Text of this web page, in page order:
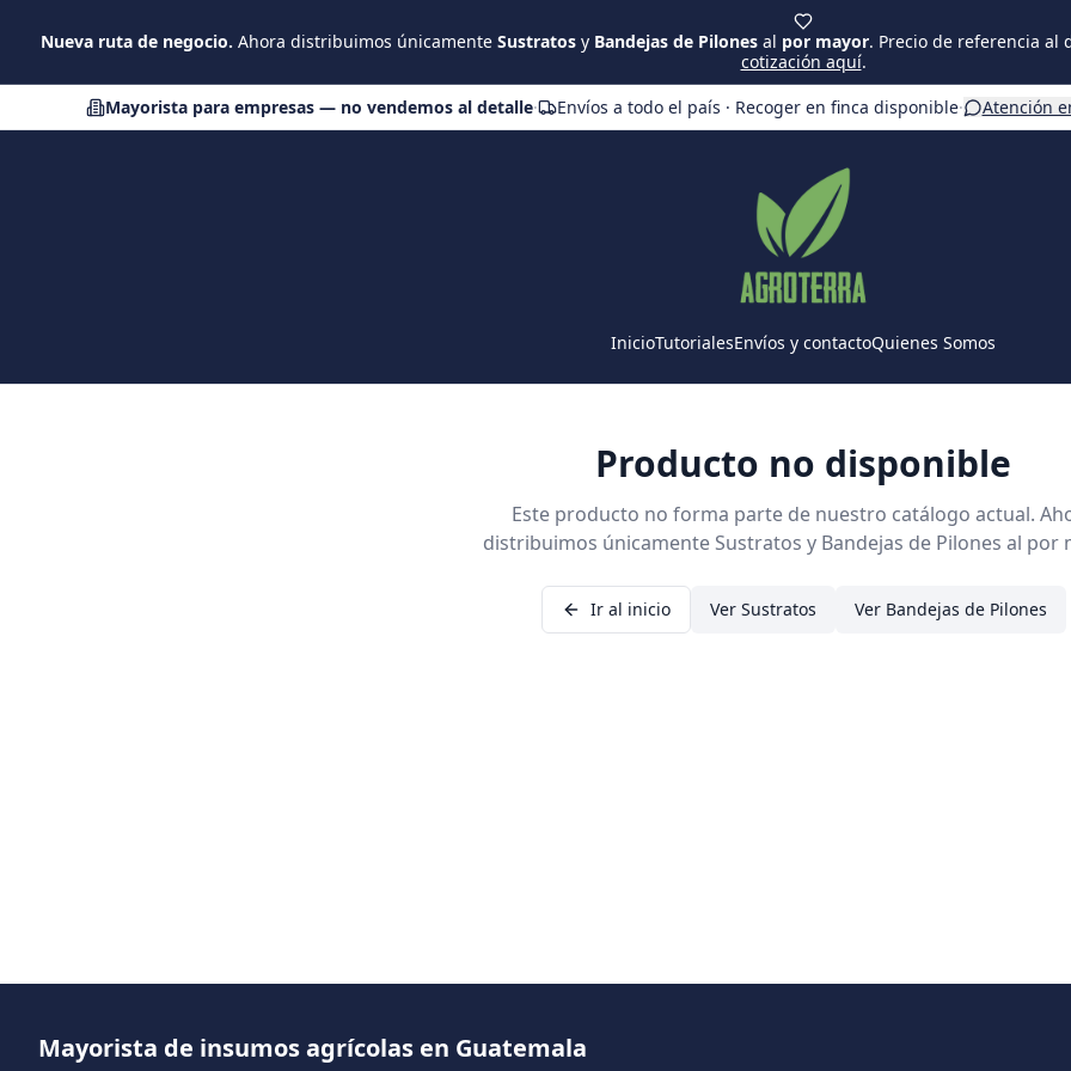
Nueva ruta de negocio. Ahora distribuimos únicamente Sustratos y Bandejas de Pilones al por mayor. Precio de referencia al
cotización aquí.
Mayorista para empresas — no vendemos al detalle· Envíos a todo el país · Recoger en finca disponible· Atención
InicioTutorialesEnvíos y contactoQuienes Somos
Producto no disponible
Este producto no forma parte de nuestro catálogo actual.
distribuimos únicamente Sustratos y Bandejas de Pilones al por
Ir al inicio Ver Sustratos Ver Bandejas de Pilones
Mayorista de insumos agrícolas en Guatemala